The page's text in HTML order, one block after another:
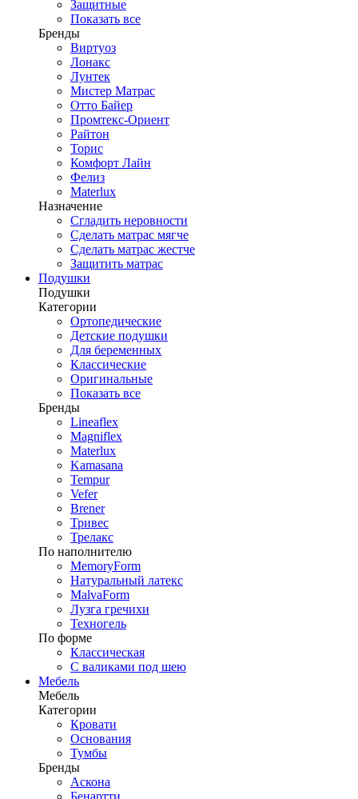
Защитные
Показать все
Бренды
Виртуоз
Лонакс
Лунтек
Мистер Матрас
Отто Байер
Промтекс-Ориент
Райтон
Торис
Комфорт Лайн
Фелиз
Materlux
Назначение
Сгладить неровности
Сделать матрас мягче
Сделать матрас жестче
Защитить матрас
Подушки
Подушки
Категории
Ортопедические
Детские подушки
Для беременных
Классические
Оригинальные
Показать все
Бренды
Lineaflex
Magniflex
Materlux
Kamasana
Tempur
Vefer
Brener
Тривес
Трелакс
По наполнителю
MemoryForm
Натуральный латекс
MalvaForm
Лузга гречихи
Техногель
По форме
Классическая
С валиками под шею
Мебель
Мебель
Категории
Кровати
Основания
Тумбы
Бренды
Аскона
Бенартти